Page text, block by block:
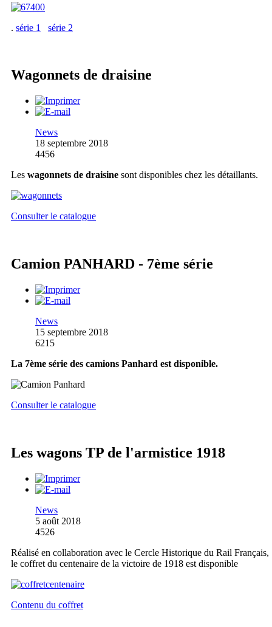
. série 1 série 2
Wagonnets de draisine
News
18 septembre 2018
4456
Les wagonnets de draisine sont disponibles chez les détaillants.
Consulter le catalogue
Camion PANHARD - 7ème série
News
15 septembre 2018
6215
La 7ème série des camions Panhard est disponible.
Consulter le catalogue
Les wagons TP de l'armistice 1918
News
5 août 2018
4526
Réalisé en collaboration avec le Cercle Historique du Rail Français,
le coffret du centenaire de la victoire de 1918 est disponible
Contenu du coffret